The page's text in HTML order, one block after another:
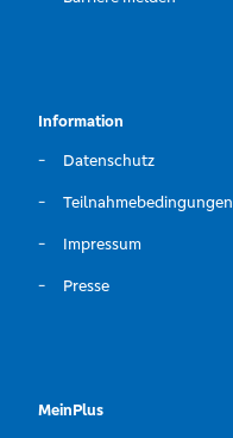
Information
Datenschutz
Teilnahmebedingungen
Impressum
Presse
MeinPlus